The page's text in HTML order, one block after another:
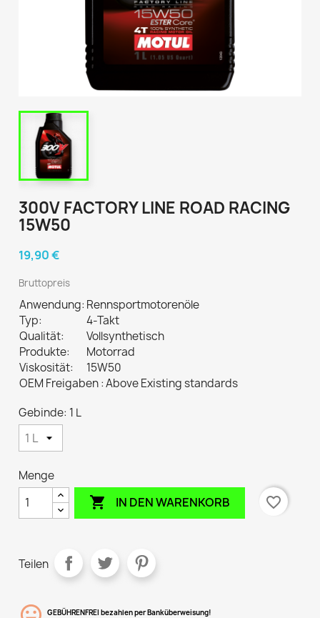
300V FACTORY LINE ROAD RACING
15W50
19,90 €
Bruttopreis
Anwendung: Rennsportmotorenöle
Typ:
4-Takt
Qualität:
Vollsynthetisch
Produkte:
Motorrad
Viskosität:
15W50
OEM Freigaben : Above Existing standards
Gebinde: 1 L
Menge
 IN DEN WARENKORB favorite_border
Teilen
GEBÜHRENFREI bezahlen per Banküberweisung!